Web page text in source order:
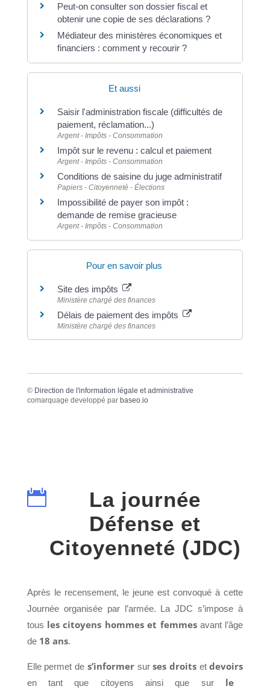
Peut-on consulter son dossier fiscal et
obtenir une copie de ses déclarations ?
Médiateur des ministères économiques et
financiers : comment y recourir ?
Et aussi
Saisir l'administration fiscale (difficultés de
paiement, réclamation...)
Argent - Impôts - Consommation
Impôt sur le revenu : calcul et paiement
Argent - Impôts - Consommation
Conditions de saisine du juge administratif
Papiers - Citoyenneté - Élections
Impossibilité de payer son impôt :
demande de remise gracieuse
Argent - Impôts - Consommation
Pour en savoir plus
Site des impôts
Ministère chargé des finances
Délais de paiement des impôts
Ministère chargé des finances
© Direction de l'information légale et administrative
comarquage developpé par baseo.io

La journée
Défense et
Citoyenneté (JDC)
Après le recensement, le jeune est convoqué à cette
Journée organisée par l’armée. La JDC s’impose à
tous les citoyens hommes et femmesavant l’âge
de 18 ans.
Elle permet de s’informersurses droitsetdevoirs
en tant que citoyens ainsi que sur le